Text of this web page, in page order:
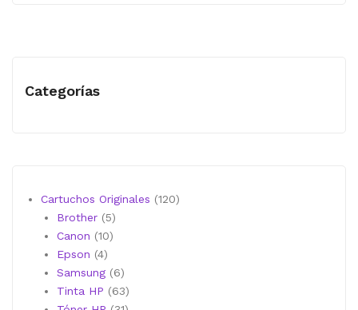
Categorías
Cartuchos Originales 120120
Brother 55
productos
Canon 1010
Epson 44
productos
Samsung 66
productos
Tinta HP 6363